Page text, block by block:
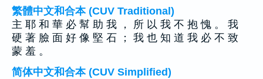
繁體中文和合本 (CUV Traditional)
主 耶 和 華 必 幫 助 我 ， 所 以 我 不 抱 愧 。 我
硬 著 臉 面 好 像 堅 石 ； 我 也 知 道 我 必 不 致
蒙 羞 。
简体中文和合本 (CUV Simplified)